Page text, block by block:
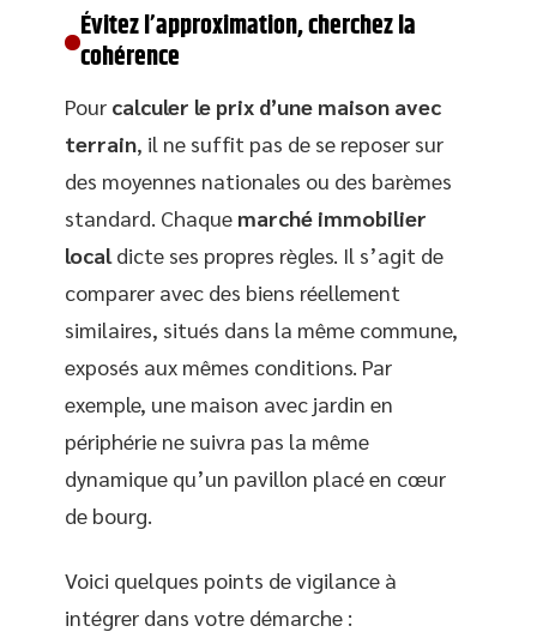
Évitez l’approximation, cherchez la
cohérence
Pour calculer le prix d’une maison avec
terrain, il ne suffit pas de se reposer sur
des moyennes nationales ou des barèmes
standard. Chaque marché immobilier
localdicte ses propres règles. Il s’agit de
comparer avec des biens réellement
similaires, situés dans la même commune,
exposés aux mêmes conditions. Par
exemple, une maison avec jardin en
périphérie ne suivra pas la même
dynamique qu’un pavillon placé en cœur
de bourg.
Voici quelques points de vigilance à
intégrer dans votre démarche :